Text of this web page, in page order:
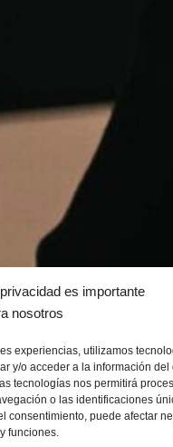
es importante
nosotros
experiencias, utilizamos
y/o acceder a la información del
tecnologías nos permitirá
o las identificaciones
consentimiento, puede afectar
funciones.